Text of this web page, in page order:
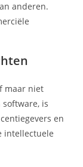
anderen.
maar niet
software, is
en
intellectuele